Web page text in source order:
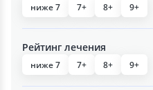
ниже 7 7+ 8+ 9+
Рейтинг лечения
ниже 7 7+ 8+ 9+